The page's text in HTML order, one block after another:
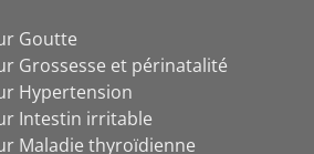
Goutte
Grossesse et périnatalité
Hypertension
Intestin irritable
Maladie thyroïdienne